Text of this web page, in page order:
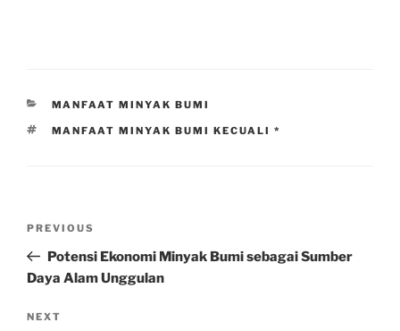
CATEGORIES
MANFAAT MINYAK BUMI
TAGS
MANFAAT MINYAK BUMI KECUALI *
Previous
Post
PREVIOUS
Potensi Ekonomi Minyak Bumi sebagai Sumber
Daya Alam Unggulan
Next
NEXT